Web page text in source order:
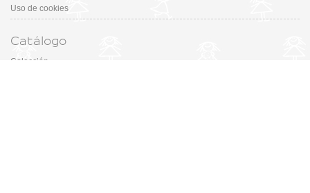
Uso de cookies
Catálogo
Colección